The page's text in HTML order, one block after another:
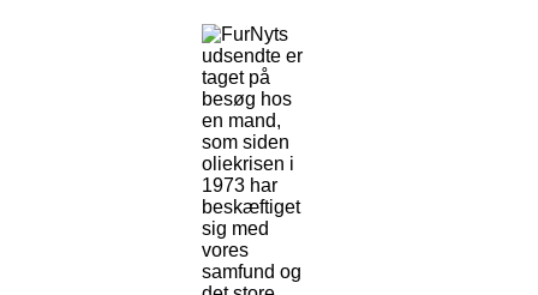
FurNyts
udsendte er
taget på
besøg hos
en mand,
som siden
oliekrisen i
1973 har
beskæftiget
sig med
vores
samfund og